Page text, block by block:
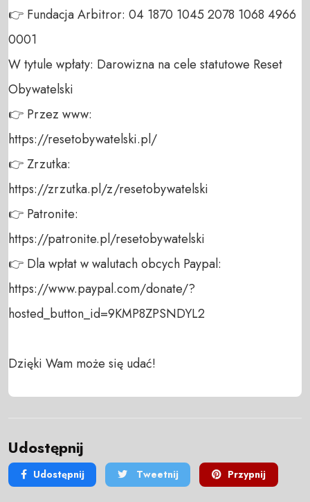
👉 Fundacja Arbitror: 04 1870 1045 2078 1068 4966
0001
W tytule wpłaty: Darowizna na cele statutowe Reset
Obywatelski
👉 Przez www:
https://resetobywatelski.pl/
👉 Zrzutka:
https://zrzutka.pl/z/resetobywatelski
👉 Patronite:
https://patronite.pl/resetobywatelski
👉 Dla wpłat w walutach obcych Paypal:
https://www.paypal.com/donate/?
hosted_button_id=9KMP8ZPSNDYL2
Dzięki Wam może się udać!
Udostępnij
Udostępnij Tweetnij Przypnij